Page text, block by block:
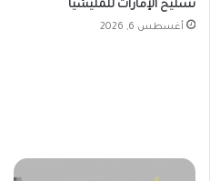
تسليح الإمارات للمليشيا
أغسطس 6, 2026